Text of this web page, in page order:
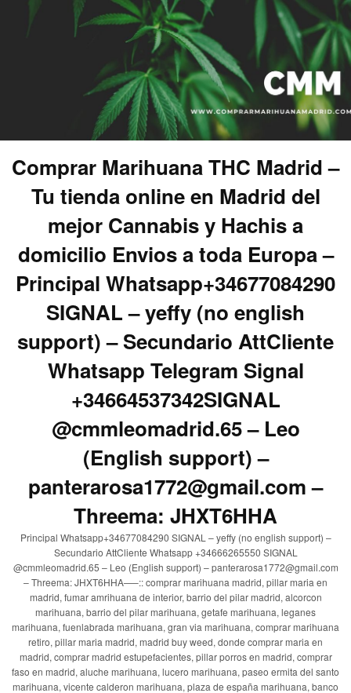
Comprar Marihuana THC Madrid –
Tu tienda online en Madrid del
mejor Cannabis y Hachis a
domicilio Envios a toda Europa –
Principal Whatsapp+34677084290
SIGNAL – yeffy (no english
support) – Secundario AttCliente
Whatsapp Telegram Signal
+34664537342SIGNAL
@cmmleomadrid.65 – Leo
(English support) –
panterarosa1772@gmail.com –
Threema: JHXT6HHA
Principal Whatsapp+34677084290 SIGNAL – yeffy (no english support) –
Secundario AttCliente Whatsapp +34666265550 SIGNAL
@cmmleomadrid.65 – Leo (English support) – panterarosa1772@gmail.com
– Threema: JHXT6HHA—–:: comprar marihuana madrid, pillar maria en
madrid, fumar amrihuana de interior, barrio del pilar madrid, alcorcon
marihuana, barrio del pilar marihuana, getafe marihuana, leganes
marihuana, fuenlabrada marihuana, gran via marihuana, comprar marihuana
retiro, pillar maria madrid, madrid buy weed, donde comprar maria en
madrid, comprar madrid estupefacientes, pillar porros en madrid, comprar
faso en madrid, aluche marihuana, lucero marihuana, paseo ermita del santo
marihuana, vicente calderon marihuana, plaza de españa marihuana, banco